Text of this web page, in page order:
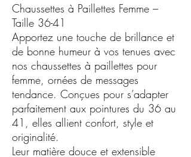
Chaussettes à Paillettes Femme –
Taille 36-41
Apportez une touche de brillance et
de bonne humeur à vos tenues avec
nos chaussettes à paillettes pour
femme, ornées de messages
tendance. Conçues pour s’adapter
parfaitement aux pointures du 36 au
41, elles allient confort, style et
originalité.
Leur matière douce et extensible